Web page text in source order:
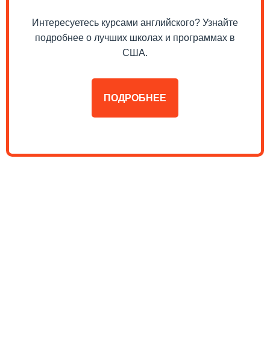
Интересуетесь курсами английского? Узнайте
подробнее о лучших школах и программах в
США.
ПОДРОБНЕЕ